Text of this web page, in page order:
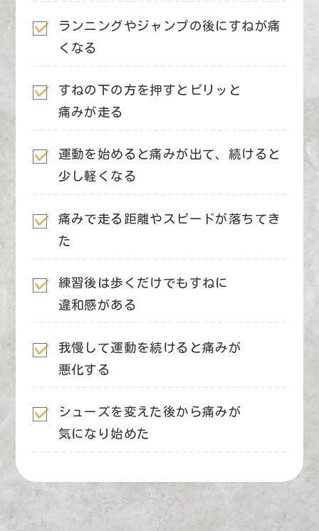
ランニングやジャンプの後にすねが痛
くなる
すねの下の方を押すとピリッと
痛みが走る
運動を始めると痛みが出て、続けると
少し軽くなる
痛みで走る距離やスピードが落ちてき
た
練習後は歩くだけでもすねに
違和感がある
我慢して運動を続けると痛みが
悪化する
シューズを変えた後から痛みが
気になり始めた